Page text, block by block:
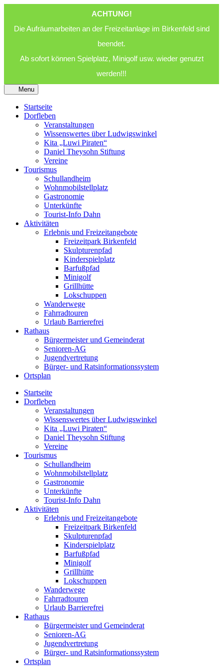
ACHTUNG!
Die Aufräumarbeiten an der Freizeitanlage im Birkenfeld sind
beendet.
Ab sofort können Spielplatz, Minigolf usw. wieder genutzt
werden!!!
Menu
Startseite
Dorfleben
Veranstaltungen
Wissenswertes über Ludwigswinkel
Kita „Luwi Piraten“
Daniel Theysohn Stiftung
Vereine
Tourismus
Schullandheim
Wohnmobilstellplatz
Gastronomie
Unterkünfte
Tourist-Info Dahn
Aktivitäten
Erlebnis und Freizeitangebote
Freizeitpark Birkenfeld
Skulpturenpfad
Kinderspielplatz
Barfußpfad
Minigolf
Grillhütte
Lokschuppen
Wanderwege
Fahrradtouren
Urlaub Barrierefrei
Rathaus
Bürgermeister und Gemeinderat
Senioren-AG
Jugendvertretung
Bürger- und Ratsinformationssystem
Ortsplan
Startseite
Dorfleben
Veranstaltungen
Wissenswertes über Ludwigswinkel
Kita „Luwi Piraten“
Daniel Theysohn Stiftung
Vereine
Tourismus
Schullandheim
Wohnmobilstellplatz
Gastronomie
Unterkünfte
Tourist-Info Dahn
Aktivitäten
Erlebnis und Freizeitangebote
Freizeitpark Birkenfeld
Skulpturenpfad
Kinderspielplatz
Barfußpfad
Minigolf
Grillhütte
Lokschuppen
Wanderwege
Fahrradtouren
Urlaub Barrierefrei
Rathaus
Bürgermeister und Gemeinderat
Senioren-AG
Jugendvertretung
Bürger- und Ratsinformationssystem
Ortsplan